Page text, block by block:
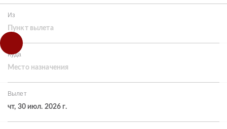
Из
Пункт вылета
Куда
Место назначения
Вылет
чт, 30 июл. 2026 г.